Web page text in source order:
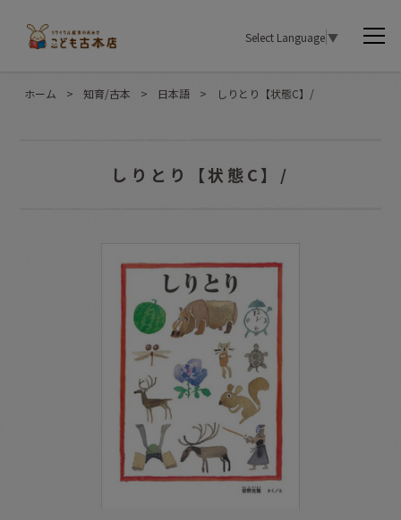
Select Language▼
ホーム > 知育/古本 > 日本語 > しりとり【状態C】/
しりとり【状態C】/